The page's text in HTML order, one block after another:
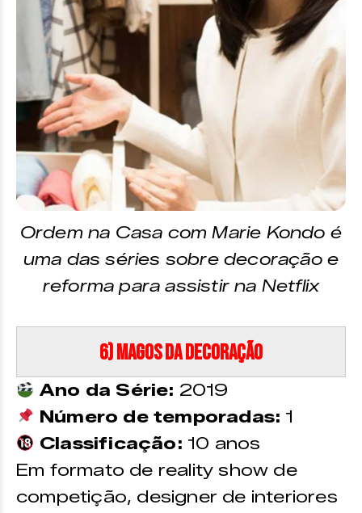
Ordem na Casa com Marie Kondo é
uma das séries sobre decoração e
reforma para assistir na Netflix
6) Magos da Decoração
Ano da Série: 2019
Número de temporadas: 1
Classificação: 10 anos
Em formato de reality show de
competição, designer de interiores